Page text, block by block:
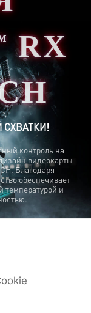
RX
контроль на
видеокарты
Благодаря
обеспечивает
температурой и